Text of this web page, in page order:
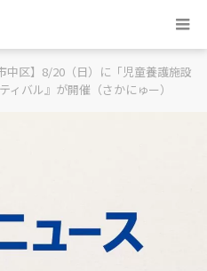
中区】8/20（日）に「児童養護施設
ィバル』が開催（さかにゅー）